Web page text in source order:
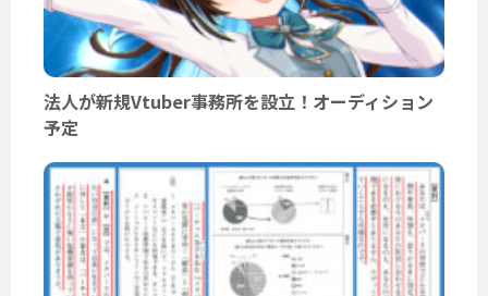
法人が新規Vtuber事務所を設立！オーディション
予定